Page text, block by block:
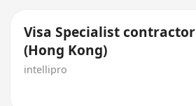
Visa Specialist contractor
(Hong Kong)
intellipro